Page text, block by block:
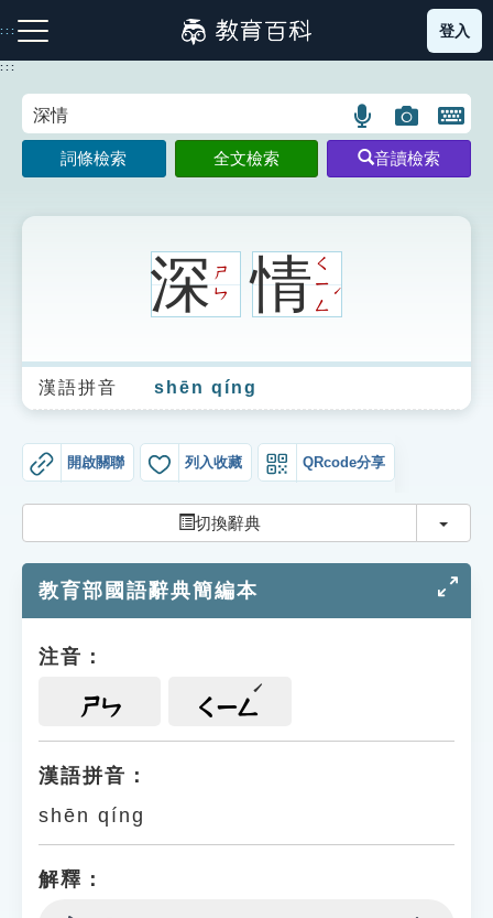
到
主
:::
注音索引圖示 筆畫索引圖示 部首索引表圖示
生字詞彙表
成語故事
索引選單
單字索引
遊戲專區
貓頭鷹博士
登入
:::
語
言
搜
圖
片
搜
開
鍵
圖
詞條檢索 全文檢索 音讀檢索
深ㄕ
ㄣ
情ㄑ
ㄧ
ㄥ
ˊ
漢語拼音 shēn qíng
開啟關聯 列入收藏 QRcode分享
切換辭典 切換
教育部國語辭典簡編本
注音：
ㄕㄣ ㄑㄧㄥ
漢語拼音：
shēn qíng
解釋：